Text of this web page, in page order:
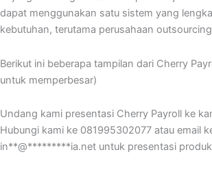
dapat menggunakan satu sistem yang
kebutuhan, terutama perusahaan
Berikut ini beberapa tampilan dari Cherry
untuk memperbesar)
Undang kami presentasi Cherry Payroll ke
Hubungi kami ke 081995302077 atau email
in**@*********ia.net untuk presentasi